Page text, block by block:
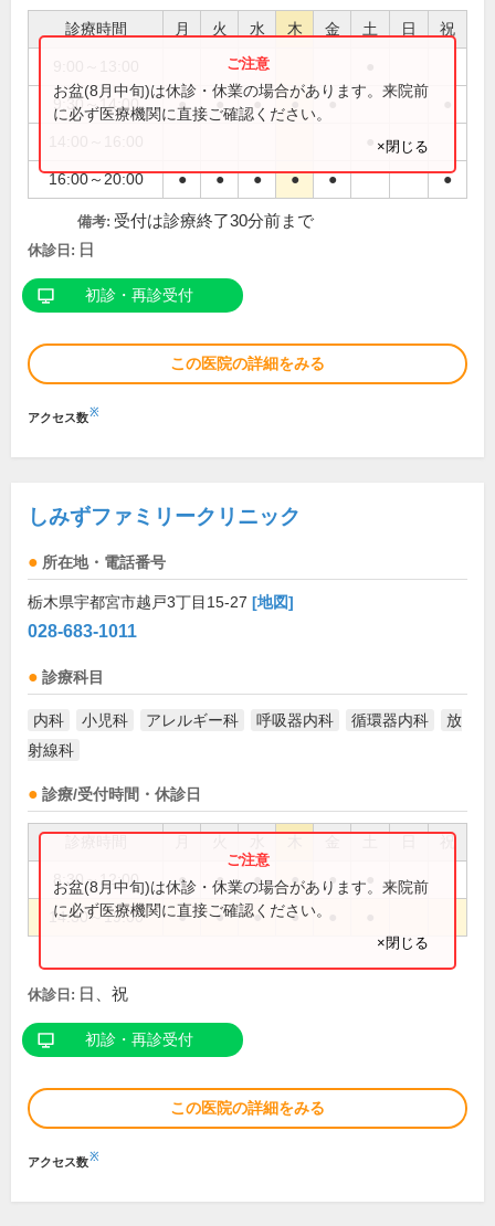
診療時間 月 火 水 木 金 土 日 祝
9:30～14:00 ● ● ● ● ●
16:00～20:00 ● ● ● ● ● ●
お盆(8月中旬)は休診・休業の場合があります。来院前
に必ず医療機関に直接ご確認ください。
×閉じる
備考: 受付は診療終了30分前まで
休診日: 日
初診・再診受付
この医院の詳細をみる
アクセス数※
しみずファミリークリニック
所在地・電話番号
栃木県宇都宮市越戸3丁目15-27 [地図]
028-683-1011
診療科目
内科 小児科 アレルギー科 呼吸器内科 循環器内科
放
射線科
診療/受付時間・休診日
祝
8:30～12:00 ● ● ● ● ●
14:30～19:00 ● ● ● ●
お盆(8月中旬)は休診・休業の場合があります。来院前
に必ず医療機関に直接ご確認ください。
×閉じる
休診日: 日、祝
初診・再診受付
この医院の詳細をみる
アクセス数※